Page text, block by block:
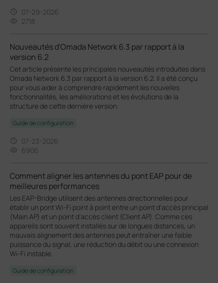
07-29-2026
2718
Nouveautés d'Omada Network 6.3 par rapport à la
version 6.2
Cet article présente les principales nouveautés introduites dans
Omada Network 6.3 par rapport à la version 6.2. Il a été conçu
pour vous aider à comprendre rapidement les nouvelles
fonctionnalités, les améliorations et les évolutions de la
structure de cette dernière version.
Guide de configuration
07-23-2026
6906
Comment aligner les antennes du pont EAP pour de
meilleures performances
Les EAP-Bridge utilisent des antennes directionnelles pour
établir un pont Wi-Fi point à point entre un point d'accès principal
(Main AP) et un point d'accès client (Client AP). Comme ces
appareils sont souvent installés sur de longues distances, un
mauvais alignement des antennes peut entraîner une faible
puissance du signal, une réduction du débit ou une connexion
Wi-Fi instable.
Guide de configuration